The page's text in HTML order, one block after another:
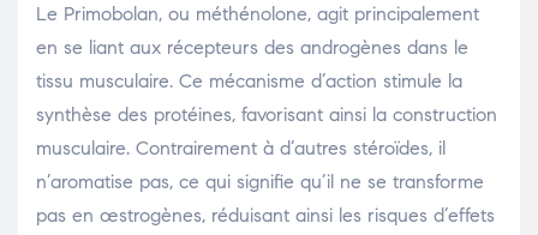
Le Primobolan, ou méthénolone, agit principalement
en se liant aux récepteurs des androgènes dans le
tissu musculaire. Ce mécanisme d’action stimule la
synthèse des protéines, favorisant ainsi la construction
musculaire. Contrairement à d’autres stéroïdes, il
n’aromatise pas, ce qui signifie qu’il ne se transforme
pas en œstrogènes, réduisant ainsi les risques d’effets